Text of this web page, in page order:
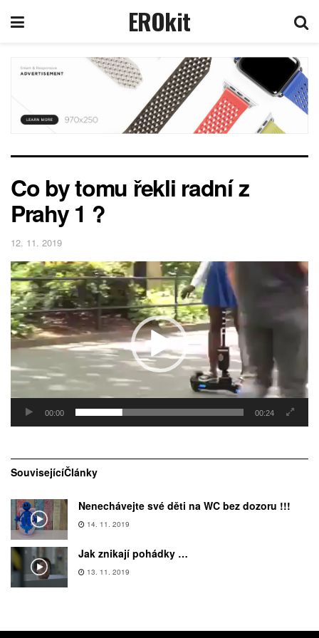
EROkit
Co by tomu řekli radní z
Prahy 1 ?
12. 11. 2019
Video
přehrávač
00:00 00:24
SouvisejícíČlánky
Nenechávejte své děti na WC bez dozoru !!!
14. 11. 2019
Jak znikají pohádky …
13. 11. 2019